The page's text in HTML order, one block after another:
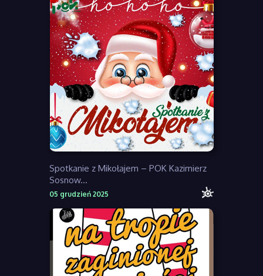
Spotkanie z Mikołajem – POK Kazimierz
Sosnow...
05 grudzień 2025